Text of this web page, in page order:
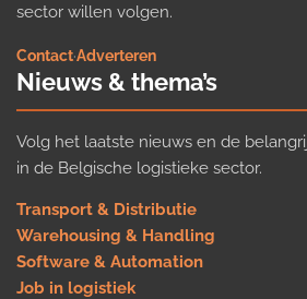
sector willen volgen.
Contact·Adverteren
Nieuws & thema’s
Volg het laatste nieuws en de
in de Belgische logistieke sector.
Transport & Distributie
Warehousing & Handling
Software & Automation
Job in logistiek